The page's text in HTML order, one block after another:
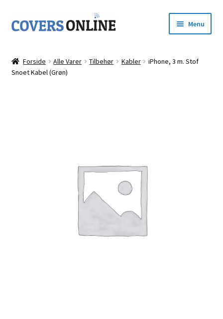
Spring
til
Spring
til
Menu
Shop
Forside Alle Varer Tilbehør Kabler
iPhone, 3 m. Stof
Snoet Kabel (Grøn)